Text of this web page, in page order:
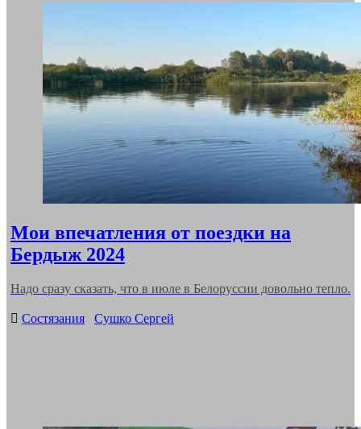
Мои впечатления от поездки на
Бердыж 2024
Надо сразу сказать, что в июле в Белоруссии довольно тепло.
Categories
Состязания Сушко Сергей